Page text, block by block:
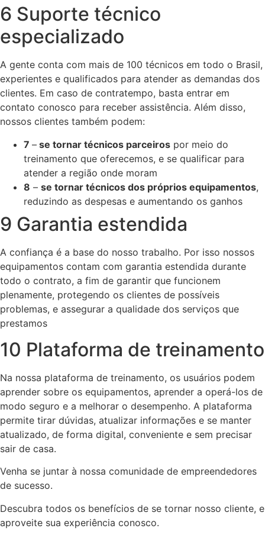
6 Suporte técnico
especializado
A gente conta com mais de 100 técnicos em todo o Brasil,
experientes e qualificados para atender as demandas dos
clientes. Em caso de contratempo, basta entrar em
contato conosco para receber assistência. Além disso,
nossos clientes também podem:
7 – se tornar técnicos parceiros por meio do
treinamento que oferecemos, e se qualificar para
atender a região onde moram
8 – se tornar técnicos dos próprios equipamentos,
reduzindo as despesas e aumentando os ganhos
9 Garantia estendida
A confiança é a base do nosso trabalho. Por isso nossos
equipamentos contam com garantia estendida durante
todo o contrato, a fim de garantir que funcionem
plenamente, protegendo os clientes de possíveis
problemas, e assegurar a qualidade dos serviços que
prestamos
10 Plataforma de treinamento
Na nossa plataforma de treinamento, os usuários podem
aprender sobre os equipamentos, aprender a operá-los de
modo seguro e a melhorar o desempenho. A plataforma
permite tirar dúvidas, atualizar informações e se manter
atualizado, de forma digital, conveniente e sem precisar
sair de casa.
Venha se juntar à nossa comunidade de empreendedores
de sucesso.
Descubra todos os benefícios de se tornar nosso cliente, e
aproveite sua experiência conosco.